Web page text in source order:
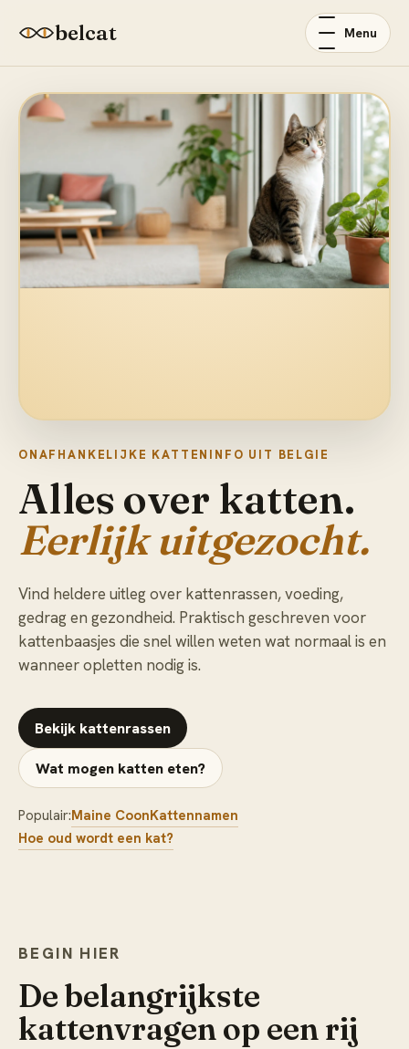
belcat Menu
ONAFHANKELIJKE KATTENINFO UIT BELGIE
Alles over katten.
Eerlijk uitgezocht.
Vind heldere uitleg over kattenrassen, voeding,
gedrag en gezondheid. Praktisch geschreven voor
kattenbaasjes die snel willen weten wat normaal is en
wanneer opletten nodig is.
Bekijk kattenrassen
Wat mogen katten eten?
Populair:Maine CoonKattennamen
Hoe oud wordt een kat?
BEGIN HIER
De belangrijkste
kattenvragen op een rij